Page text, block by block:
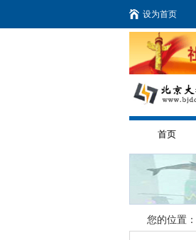
设为首页
首页
您的位置：